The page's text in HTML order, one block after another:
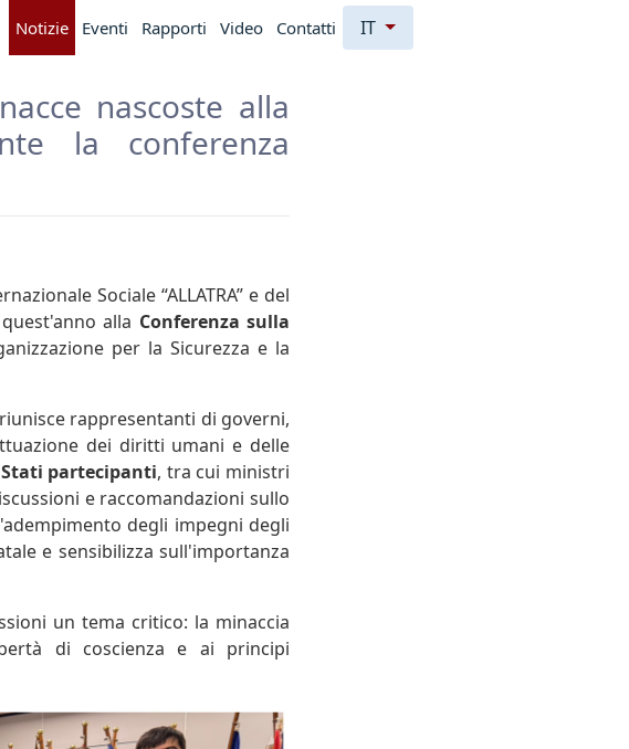
Notizie Eventi Rapporti Video Contatti IT
nascoste alla
la conferenza
Sociale “ALLATRA” e del
alla Conferenza sulla
per la Sicurezza e la
rappresentanti di governi,
dei diritti umani e delle
partecipanti, tra cui ministri
e raccomandazioni sullo
degli impegni degli
e sensibilizza sull'importanza
un tema critico: la minaccia
di coscienza e ai principi